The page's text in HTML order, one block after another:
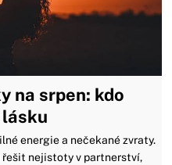
na srpen: kdo
energie a nečekané zvraty.
řešit nejistoty v partnerství,